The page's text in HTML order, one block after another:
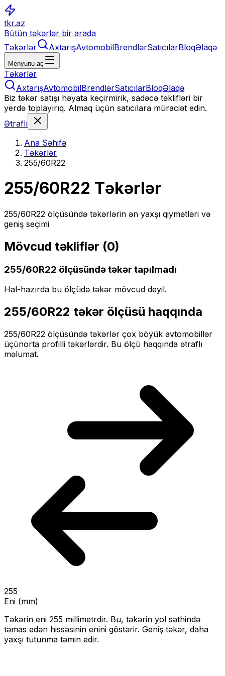
tkr.az
Bütün təkərlər bir arada
Təkərlər
AxtarışAvtomobilBrendlərSatıcılarBloqƏlaqə
Menyunu aç
Təkərlər
AxtarışAvtomobilBrendlərSatıcılarBloqƏlaqə
Biz təkər satışı həyata keçirmirik, sadəcə təklifləri bir
yerdə toplayırıq. Almaq üçün satıcılara müraciət edin.
Ətraflı
Ana Səhifə
Təkərlər
255/60R22
255/60R22 Təkərlər
255/60R22 ölçüsündə təkərlərin ən yaxşı qiymətləri və
geniş seçimi
Mövcud təkliflər (0)
255/60R22 ölçüsündə təkər tapılmadı
Hal-hazırda bu ölçüdə təkər mövcud deyil.
255/60R22 təkər ölçüsü haqqında
255/60R22 ölçüsündə təkərlər çox böyük avtomobillər
üçünorta profilli təkərlərdir. Bu ölçü haqqında ətraflı
məlumat.
255
Eni (mm)
Təkərin eni 255 millimetrdir. Bu, təkərin yol səthində
təmas edən hissəsinin enini göstərir. Geniş təkər, daha
yaxşı tutunma təmin edir.